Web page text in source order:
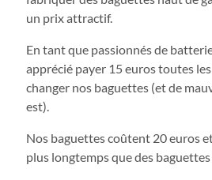
un prix attractif.
En tant que passionnés de
apprécié payer 15 euros toutes
changer nos baguettes (et de
est).
Nos baguettes coûtent 20 euros
plus longtemps que des